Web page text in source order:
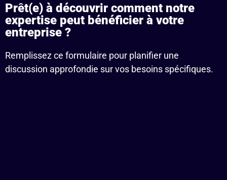
Prêt(e) à découvrir comment notre
expertise peut bénéficier à votre
entreprise ?
Remplissez ce formulaire pour planifier une
discussion approfondie sur vos besoins spécifiques.